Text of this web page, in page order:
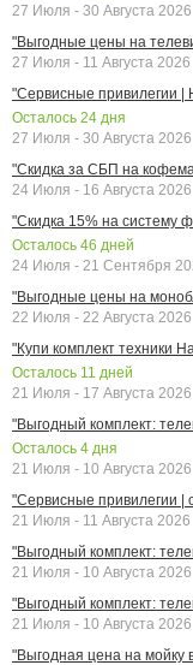
27 Июля - 30 Августа 2026
"Выгодные цены на
27 Июля - 11 Августа 2026
"Сервисные привилегии |
Осталось 24 дня
27 Июля - 30 Августа 2026
"Скидка за СБП на
24 Июля - 16 Августа 2026
"Скидка 15% на систему
Осталось 46 дней
24 Июля - 21 Сентября
"Выгодные цены на
22 Июля - 22 Августа 2026
"Купи комплект техники
Осталось 11 дней
21 Июля - 17 Августа 2026
"Выгодный комплект:
Осталось 4 дня
21 Июля - 10 Августа 2026
"Сервисные привилегии |
21 Июля - 11 Августа 2026
"Выгодный комплект:
21 Июля - 10 Августа 2026
"Выгодный комплект:
21 Июля - 10 Августа 2026
"Выгодная цена на мойку